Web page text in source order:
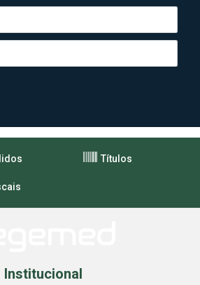
Títulos
Institucional